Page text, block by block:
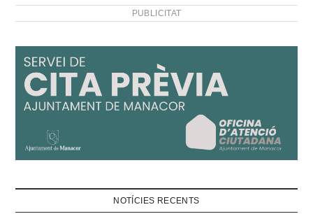
PUBLICITAT
NOTÍCIES RECENTS